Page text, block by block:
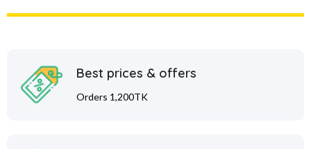
Best prices & offers
Orders 1,200TK